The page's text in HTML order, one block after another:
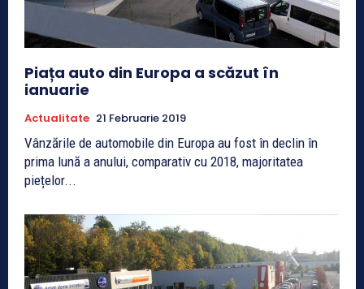
Piața auto din Europa a scăzut în
ianuarie
Actualitate 21 Februarie 2019
Vânzările de automobile din Europa au fost în declin în
prima lună a anului, comparativ cu 2018, majoritatea
piețelor...